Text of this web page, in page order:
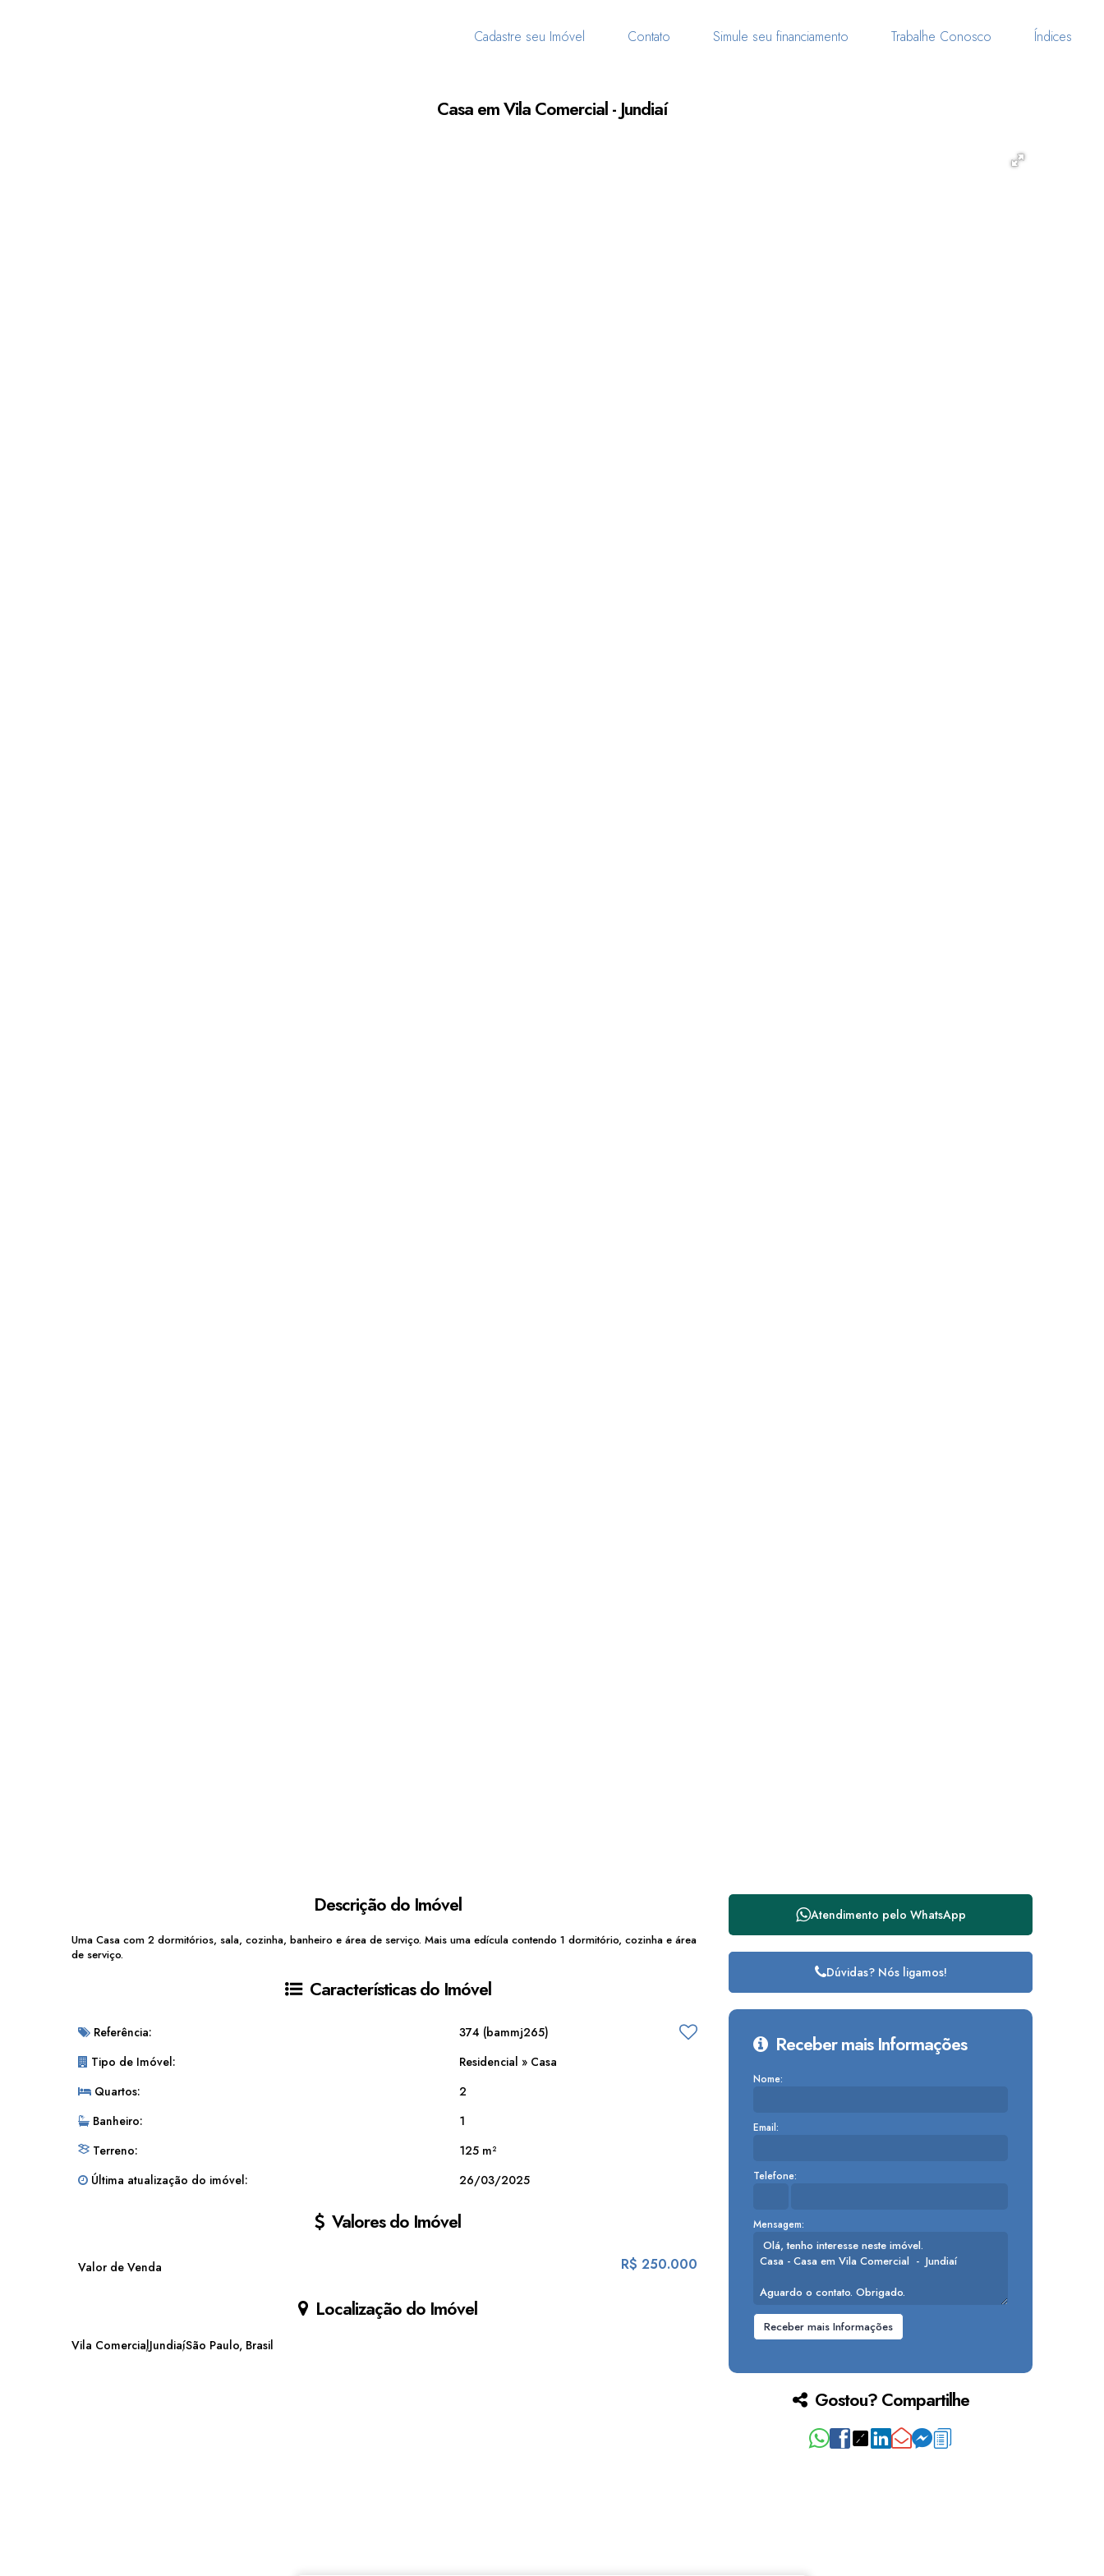
Cadastre seu Imóvel Contato Simule seu financiamento Trabalhe Conosco Índices
Casa em Vila Comercial - Jundiaí
Descrição do Imóvel
Uma Casa com 2 dormitórios, sala, cozinha, banheiro e área de serviço. Mais uma edícula contendo 1 dormitório, cozinha e área
de serviço.
Características do Imóvel
Referência: 374 (bammj265)
Tipo de Imóvel:
Residencial » Casa
Quartos:
2
Banheiro:
1
Terreno:
125 m²
Última atualização do imóvel:
26/03/2025
Valores do Imóvel
R$ 250.000
Valor de Venda
Localização do Imóvel
Vila ComercialJundiaíSão Paulo, Brasil
Atendimento pelo WhatsApp
Dúvidas? Nós ligamos!
Receber mais Informações
Nome:
Email:
Telefone:
Mensagem:
Gostou? Compartilhe